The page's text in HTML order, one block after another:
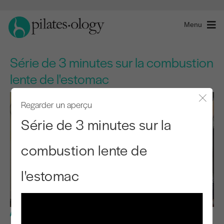
Menu
Série de 3 minutes sur la combustion
lente de l'estomac
Regarder un aperçu
Série de 3 minutes sur la
combustion lente de
l'estomac